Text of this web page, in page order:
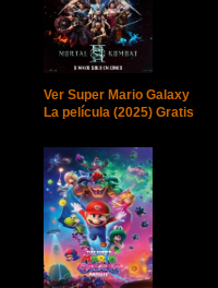
Ver Super Mario Galaxy
La película (2025) Gratis